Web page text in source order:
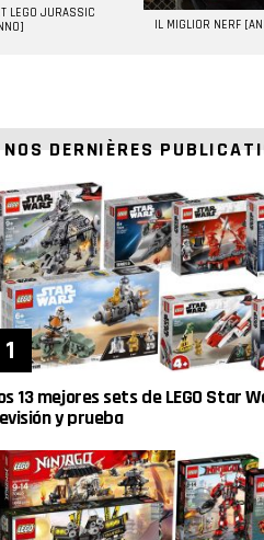
LEGO JURASSIC
IL MIGLIOR NERF
NOS DERNIÈRES
13 mejores sets de LEGO Star
y prueba